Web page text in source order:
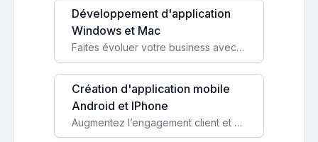
Développement d'application
Windows et Mac
Faites évoluer votre business avec des solutions logicielles personnalisées, parfaitement adaptées à vos besoins spécifiques.
Création d'application mobile
Android et IPhone
Augmentez l’engagement client et simplifiez vos processus avec une application mobile sur mesure, disponible sur iOS et Android.